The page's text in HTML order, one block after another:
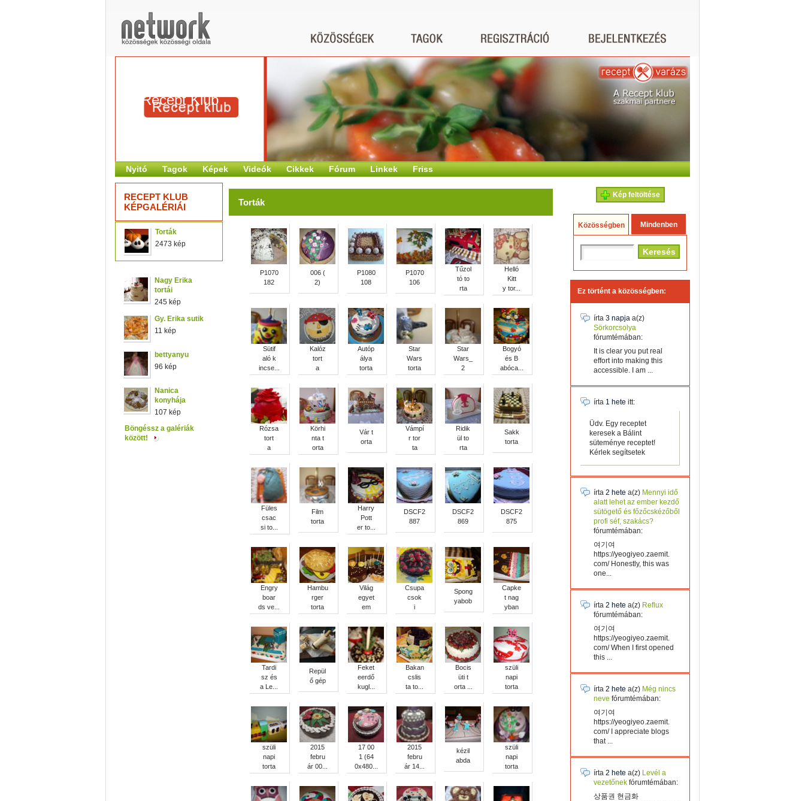
Recept Klub
Nyitó Tagok Képek Videók Cikkek Fórum Linkek Friss
RECEPT KLUB
KÉPGALÉRIÁI
Torták
2473 kép
Nagy Erika
tortái
245 kép
Gy. Erika sutik
11 kép
bettyanyu
96 kép
Nanica
konyhája
107 kép
Böngéssz a galériák
között!
Torták
P1070
182
006 (
2)
P1080
108
P1070
106
Tűzol
tó to
rta
Helló
Kitt
y tor...
Sütif
aló k
incse...
Kalóz
tort
a
Autóp
álya
torta
Star
Wars
torta
Star
Wars_
2
Bogyó
és B
abóca...
Rózsa
tort
a
Körhi
nta t
orta
Vár t
orta
Vámpí
r tor
ta
Ridik
ül to
rta
Sakk
torta
Füles
csac
si to...
Film
torta
Harry
Pott
er to...
DSCF2
887
DSCF2
869
DSCF2
875
Engry
boar
ds ve...
Hambu
rger
torta
Világ
egyet
em
Csupa
csok
i
Spong
yabob
Capke
t nag
yban
Tardi
sz és
a Le...
Repül
ő gép
Feket
eerdő
kugl...
Bakan
cslis
ta to...
Bocis
üti t
orta ...
szüli
napi
torta
szüli
napi
torta
2015
febru
ár 00...
17 00
1 (64
0x480...
2015
febru
ár 14...
kézil
abda
szüli
napi
torta
Kép feltöltése
Közösségben Mindenben
Ez történt a közösségben:
írta 3 napja a(z)
Sörkorcsolya
fórumtémában:
It is clear you put real
effort into making this
accessible. I am ...
írta 1 hete itt:
Üdv. Egy receptet
keresek a Bálint
süteménye receptet!
Kérlek segítsetek
írta 2 hete a(z) Mennyi idő
alatt lehet az ember kezdő
sütögető és főzőcskézőből
profi séf, szakács?
fórumtémában:
여기여
https://yeogiyeo.zaemit.
com/ Honestly, this was
one...
írta 2 hete a(z) Reflux
fórumtémában:
여기여
https://yeogiyeo.zaemit.
com/ When I first opened
this ...
írta 2 hete a(z) Még nincs
neve fórumtémában:
여기여
https://yeogiyeo.zaemit.
com/ I appreciate blogs
that ...
írta 2 hete a(z) Levél a
vezetőnek fórumtémában:
상품권 현금화